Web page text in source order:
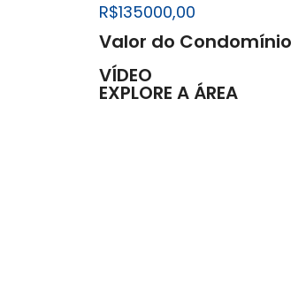
R$135000,00
Valor do Condomínio
VÍDEO
EXPLORE A ÁREA